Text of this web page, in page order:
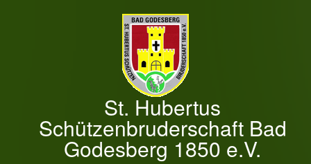
St. Hubertus
Schützenbruderschaft Bad
Godesberg 1850 e.V.